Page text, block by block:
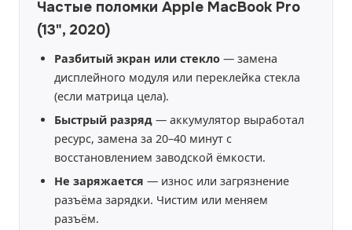
Частые поломки Apple MacBook Pro
(13", 2020)
Разбитый экран или стекло — замена
дисплейного модуля или переклейка стекла
(если матрица цела).
Быстрый разряд — аккумулятор выработал
ресурс, замена за 20–40 минут с
восстановлением заводской ёмкости.
Не заряжается — износ или загрязнение
разъёма зарядки. Чистим или меняем
разъём.